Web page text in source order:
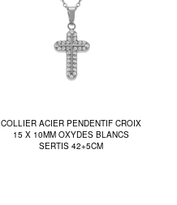
COLLIER ACIER PENDENTIF CROIX
15 X 10MM OXYDES BLANCS
SERTIS 42+5CM